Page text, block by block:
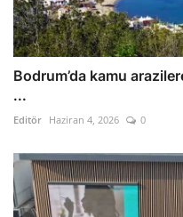
Bodrum’da kamu
...
Editör Haziran 4, 2026 0